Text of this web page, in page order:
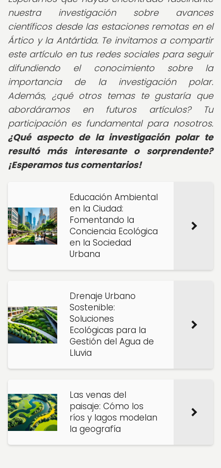
nuestra investigación sobre avances
científicos desde las estaciones remotas en el
Ártico y la Antártida. Te invitamos a compartir
este artículo en tus redes sociales para seguir
difundiendo el conocimiento sobre la
importancia de la investigación polar.
Además, ¿qué otros temas te gustaría que
abordáramos en futuros artículos? Tu
participación es fundamental para nosotros.
¿Qué aspecto de la investigación polar te
resultó más interesante o sorprendente?
¡Esperamos tus comentarios!
Educación Ambiental
en la Ciudad:
Fomentando la
Conciencia Ecológica
en la Sociedad
Urbana
Drenaje Urbano
Sostenible:
Soluciones
Ecológicas para la
Gestión del Agua de
Lluvia
Las venas del
paisaje: Cómo los
ríos y lagos modelan
la geografía